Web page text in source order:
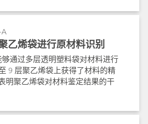
乙烯袋进行原材料识别
够通过多层透明塑料袋对材料进行
9 层聚乙烯袋上获得了材料的精
明聚乙烯袋对材料鉴定结果的干